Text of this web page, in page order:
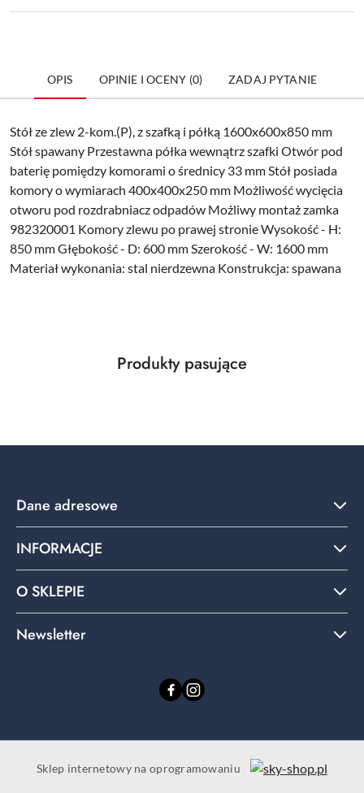
OPIS OPINIE I OCENY (0) ZADAJ PYTANIE
Stół ze zlew 2-kom.(P), z szafką i półką 1600x600x850 mm
Stół spawany Przestawna półka wewnątrz szafki Otwór pod
baterię pomiędzy komorami o średnicy 33 mm Stół posiada
komory o wymiarach 400x400x250 mm Możliwość wycięcia
otworu pod rozdrabniacz odpadów Możliwy montaż zamka
982320001 Komory zlewu po prawej stronie Wysokość - H:
850 mm Głębokość - D: 600 mm Szerokość - W: 1600 mm
Materiał wykonania: stal nierdzewna Konstrukcja: spawana
Pomiń karuzelę produktów
Produkty
Produkty pasujące
Dane adresowe
INFORMACJE
O SKLEPIE
Newsletter
Sklep internetowy na oprogramowaniu